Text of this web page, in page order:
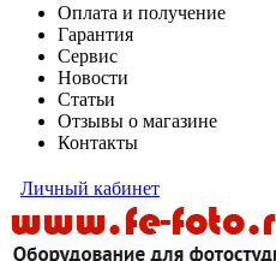
Оплата и получение
Гарантия
Сервис
Новости
Статьи
Отзывы о магазине
Контакты
Личный кабинет